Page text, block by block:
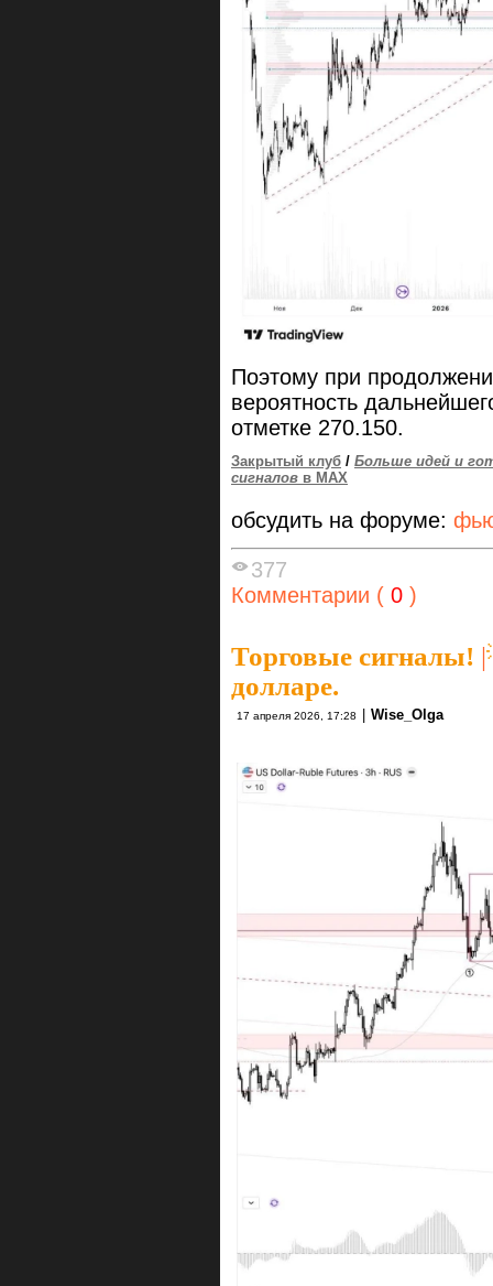
Поэтому при
вероятность
отметке 270.150.
Закрытый клуб / Больше идей и
сигналов в MAX
обсудить на форуме:
377
Комментарии ( 0 )
Торговые сигналы! |
долларе.
17 апреля 2026, 17:28 | Wise_Olga